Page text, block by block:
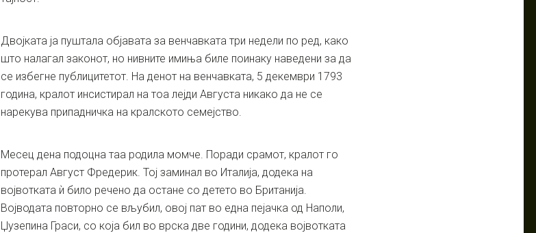
Двојката ја пуштала објавата за венчавката три недели по ред, како
што налагал законот, но нивните имиња биле поинаку наведени за да
се избегне публицитетот. На денот на венчавката, 5 декември 1793
година, кралот инсистирал на тоа лејди Августа никако да не се
нарекува припадничка на кралското семејство.
Месец дена подоцна таа родила момче. Поради срамот, кралот го
протерал Август Фредерик. Тој заминал во Италија, додека на
војвотката ѝ било речено да остане со детето во Британија.
Војводата повторно се вљубил, овој пат во една пејачка од Наполи,
Џузепина Граси, со која бил во врска две години, додека војвотката